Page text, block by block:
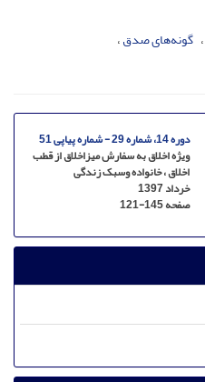
گونه‌های صدق
دوره 14، شماره 29 - شماره پیاپی 51
ویژه اخلاق به سفارش میزاخلاق از قطب
اخلاق ، خانواده وسبک زندگی
خرداد 1397
صفحه121-145